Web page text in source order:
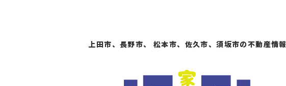
上田市、長野市、 松本市、佐久市、須坂市の不動産情報